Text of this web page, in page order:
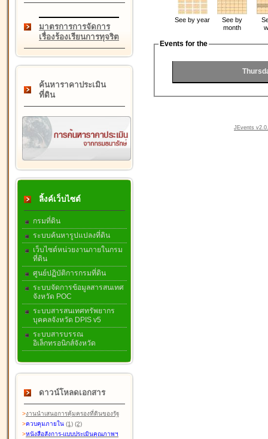
มาตรการการจัดการ
เรื่องร้องเรียนการทุจริต
ค้นหาราคาประเมิน
ที่ดิน
ลิ้งค์เว็บไซต์
กรมที่ดิน
ระบบค้นหารูปแปลงที่ดิน
เว็บไซต์หน่วยงานภายในกรม
ที่ดิน
ศูนย์ปฏิบัติการกรมที่ดิน
ระบบจัดการข้อมูลสารสนเทศ
จังหวัด POC
ระบบสารสนเทศทรัพยากร
บุคคลจังหวัด DPIS v5
ระบบสารบรรณ
อิเล็กทรอนิกส์จังหวัด
ดาวน์โหลดเอกสาร
>งานนำเสนอการคุ้มครองที่ดินของรัฐ
>ควบคุมภายใน (1) (2)
>หนังสือสังการ-แบบประเมินคุณภาพฯ
See by year
See by
month
Events for the
JEvents